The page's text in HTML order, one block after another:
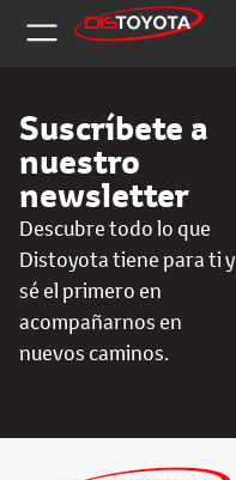
Suscríbete a
nuestro
newsletter
Descubre todo lo que
Distoyota tiene para ti y
sé el primero en
acompañarnos en
nuevos caminos.